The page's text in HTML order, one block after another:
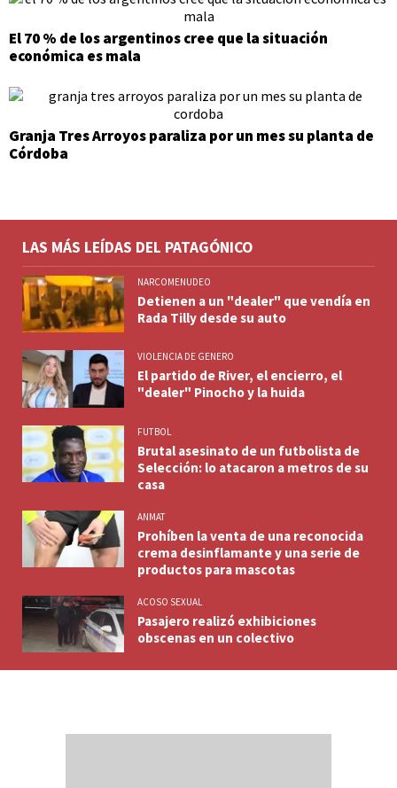
El 70 % de los argentinos cree que la situación
económica es mala
Granja Tres Arroyos paraliza por un mes su planta de
Córdoba
LAS MÁS LEÍDAS DEL PATAGÓNICO
NARCOMENUDEO
Detienen a un "dealer" que vendía en
Rada Tilly desde su auto
VIOLENCIA DE GENERO
El partido de River, el encierro, el
"dealer" Pinocho y la huida
FUTBOL
Brutal asesinato de un futbolista de
Selección: lo atacaron a metros de su
casa
ANMAT
Prohíben la venta de una reconocida
crema desinflamante y una serie de
productos para mascotas
ACOSO SEXUAL
Pasajero realizó exhibiciones
obscenas en un colectivo